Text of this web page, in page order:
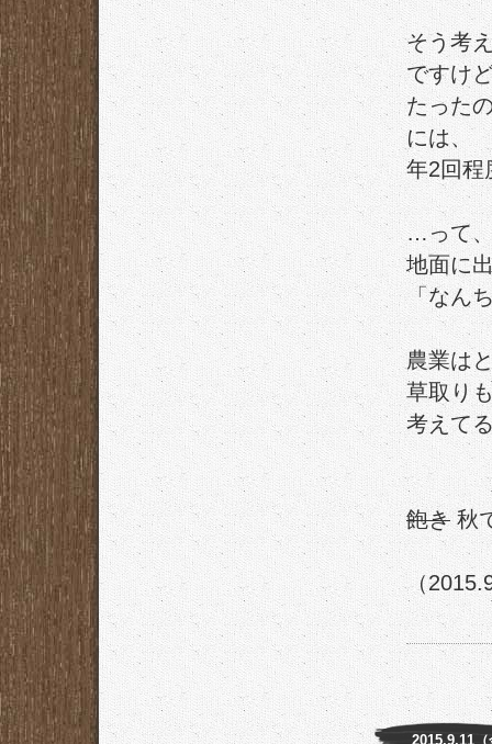
そう考
ですけ
たった
には、
年2回
…って
地面に
「なん
農業は
草取り
考えて
飽き 秋
（
2015.9.11（